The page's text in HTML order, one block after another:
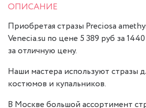
ОПИСАНИЕ
Приобретая стразы Preciosa
Venecia.su по цене 5 389 руб за
за отличную цену.
Наши мастера используют стразы
костюмов и купальников.
В Москве большой ассортимент